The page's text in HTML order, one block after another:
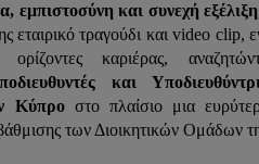
εμπιστοσύνη και συνεχή εξέλιξη
εταιρικό τραγούδι και video clip,
καριέρας,
και
Κύπροστο πλαίσιο μια
των Διοικητικών Ομάδων